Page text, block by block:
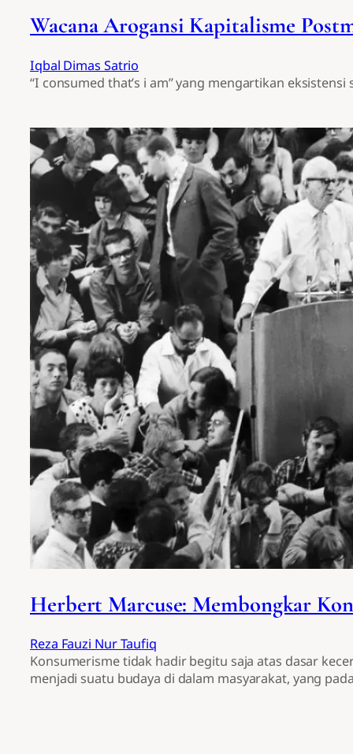
Wacana Arogansi Kapitalisme
Iqbal Dimas Satrio
“I consumed that’s i am” yang mengartikan
Herbert Marcuse: Membongkar
Reza Fauzi Nur Taufiq
Konsumerisme tidak hadir begitu saja atas dasar
menjadi suatu budaya di dalam masyarakat, yang